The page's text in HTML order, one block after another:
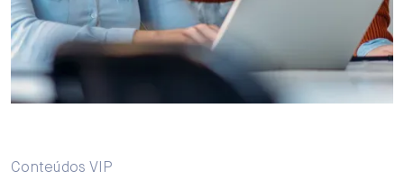
Conteúdos VIP